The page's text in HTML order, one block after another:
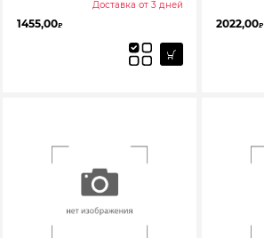
Доставка от 3 дней
1455,00₽ 2022,00₽